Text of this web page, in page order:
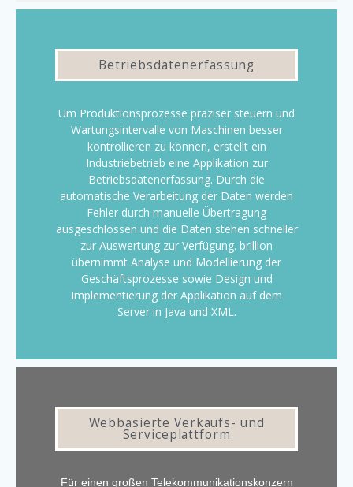
Betriebsdatenerfassung
Um Produktionsprozesse präziser steuern und
Wartungsintervalle von Maschinen besser
kontrollieren zu können, erstellt ein
Industriebetrieb eine Applikation zur
Betriebsdatenerfassung. Durch die
automatische Verarbeitung der Daten werden
Fehler durch manuelle Übertragung
ausgeschlossen und die Daten stehen schneller
zur Auswertung zur Verfügung. brillion
übernimmt Analyse und Modellierung der
Geschäftsprozesse sowie Design und
Implementierung der Applikation auf dem
Server in Java und XML.
Webbasierte Verkaufs- und
Serviceplattform
Für einen großen Telekommunikationskonzern